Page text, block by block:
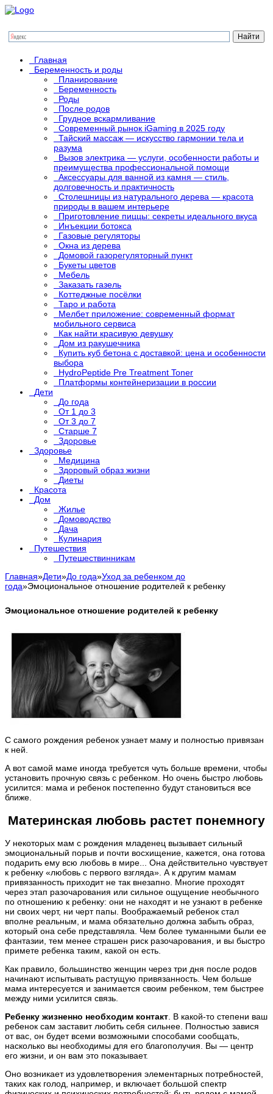
Главная
Беременность и роды
Планирование
Беременность
Роды
После родов
Грудное вскармливание
Современный рынок iGaming в 2025 году
Тайский массаж — искусство гармонии тела и
разума
Вызов электрика — услуги, особенности работы и
преимущества профессиональной помощи
Аксессуары для ванной из камня — стиль,
долговечность и практичность
Столешницы из натурального дерева — красота
природы в вашем интерьере
Приготовление пиццы: секреты идеального вкуса
Инъекции ботокса
Газовые регуляторы
Окна из дерева
Домовой газорегуляторный пункт
Букеты цветов
Мебель
Заказать газель
Коттеджные посёлки
Таро и работа
Мелбет приложение: современный формат
мобильного сервиса
Как найти красивую девушку
Дом из ракушечника
Купить куб бетона с доставкой: цена и особенности
выбора
HydroPeptide Pre Treatment Toner
Платформы контейнеризации в россии
Дети
До года
От 1 до 3
От 3 до 7
Старше 7
Здоровье
Здоровье
Медицина
Здоровый образ жизни
Диеты
Красота
Дом
Жилье
Домоводство
Дача
Кулинария
Путешествия
Путешествинникам
Главная»Дети»До года»Уход за ребенком до
года»Эмоциональное отношение родителей к ребенку
Эмоциональное отношение родителей к ребенку
С самого рождения ребенок узнает маму и полностью привязан
к ней.
А вот самой маме иногда требуется чуть больше времени, чтобы
установить прочную связь с ребенком. Но очень быстро любовь
усилится: мама и ребенок постепенно будут становиться все
ближе.
Материнская любовь растет понемногу
У некоторых мам с рождения младенец вызывает сильный
эмоциональный порыв и почти восхищение, кажется, она готова
подарить ему всю любовь в мире... Она действительно чувствует
к ребенку «любовь с первого взгляда». А к другим мамам
привязанность приходит не так внезапно. Многие проходят
через этап разочарования или сильное ощущение необычного
по отношению к ребенку: они не находят и не узнают в ребенке
ни своих черт, ни черт папы. Воображаемый ребенок стал
вполне реальным, и мама обязательно должна забыть образ,
который она себе представляла. Чем более туманными были ее
фантазии, тем менее страшен риск разочарования, и вы быстро
примете ребенка таким, какой он есть.
Как правило, большинство женщин через три дня после родов
начинают испытывать растущую привязанность. Чем больше
мама интересуется и занимается своим ребенком, тем быстрее
между ними усилится связь.
Ребенку жизненно необходим контакт . В какой-то степени ваш
ребенок сам заставит любить себя сильнее. Полностью завися
от вас, он будет всеми возможными способами сообщать,
насколько вы необходимы для его благополучия. Вы — центр
его жизни, и он вам это показывает.
Оно возникает из удовлетворения элементарных потребностей,
таких как голод, например, и включает большой спектр